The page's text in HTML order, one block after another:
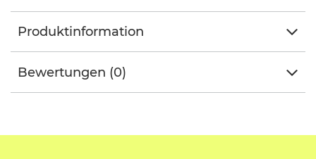
Produktinformation
Bewertungen (0)